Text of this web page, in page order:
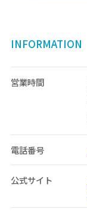
INFORMATION
営業時間
電話番号
公式サイト